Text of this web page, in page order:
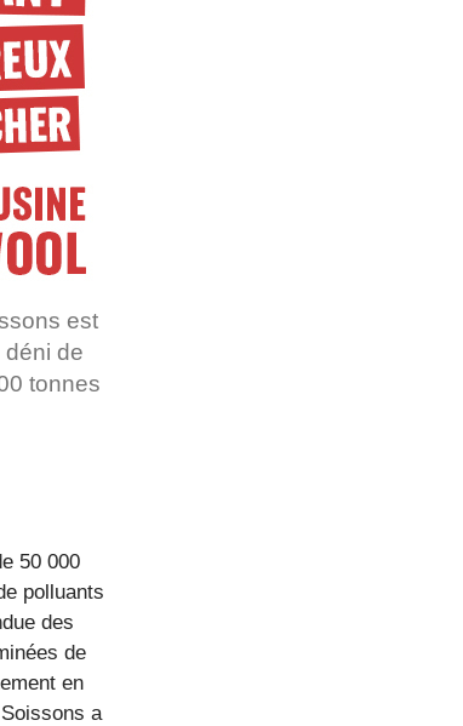
est
déni de
tonnes
50 000
polluants
des
de
en
a